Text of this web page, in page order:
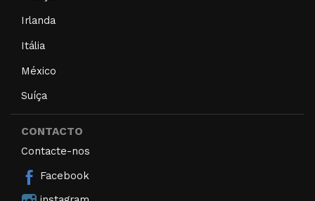
Irlanda
Itália
México
Suíça
CONTACTO
Contacte-nos
Facebook